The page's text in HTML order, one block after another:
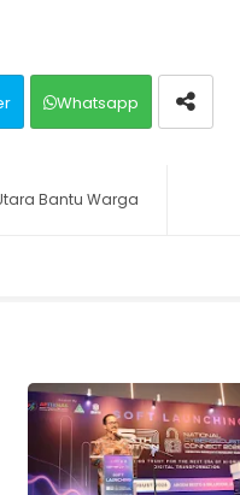
Whatsapp
Bantu Warga